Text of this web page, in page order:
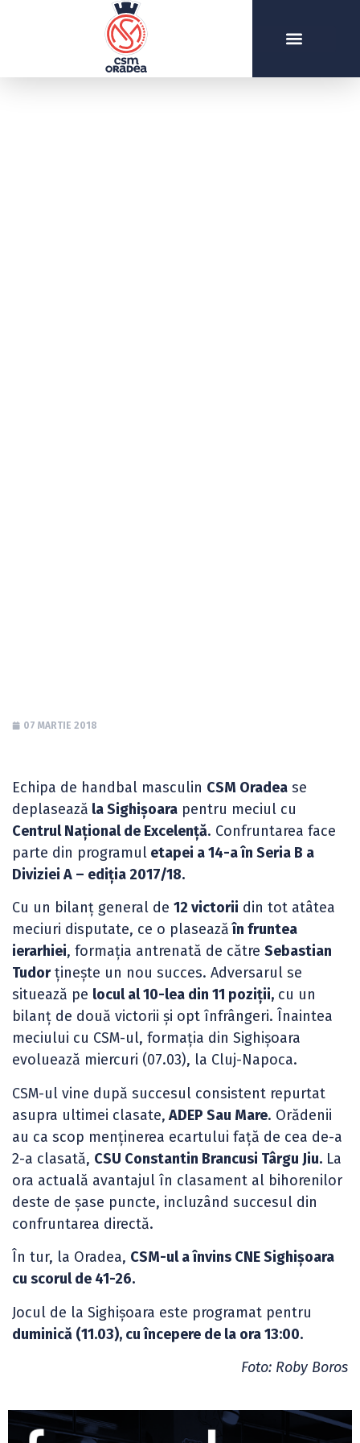
07 MARTIE 2018
Echipa de handbal masculin CSM Oradea se
deplasează la Sighișoara pentru meciul cu
Centrul Național de Excelență. Confruntarea face
parte din programul etapei a 14-a în Seria B a
Diviziei A – ediția 2017/18.
Cu un bilanț general de 12 victorii din tot atâtea
meciuri disputate, ce o plaseazăîn fruntea
ierarhiei, formația antrenată de către Sebastian
Tudorținește un nou succes. Adversarul se
situează pe locul al 10-lea din 11 poziții, cu un
bilanț de două victorii și opt înfrângeri. Înaintea
meciului cu CSM-ul, formația din Sighișoara
evoluează miercuri (07.03), la Cluj-Napoca.
CSM-ul vine după succesul consistent repurtat
asupra ultimei clasate, ADEP Sau Mare. Orădenii
au ca scop menținerea ecartului față de cea de-a
2-a clasată, CSU Constantin Brancusi Târgu Jiu. La
ora actuală avantajul în clasament al bihorenilor
deste de șase puncte, incluzând succesul din
confruntarea directă.
În tur, la Oradea, CSM-ul a învins CNE Sighișoara
cu scorul de 41-26.
Jocul de la Sighișoara este programat pentru
duminică (11.03), cu începere de la ora 13:00.
Foto: Roby Boros